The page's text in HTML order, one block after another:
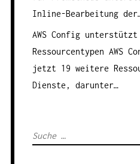
Inline-Bearbeitung
AWS Config
Ressourcentypen AWS
jetzt 19 weitere
Dienste, darunter…
S